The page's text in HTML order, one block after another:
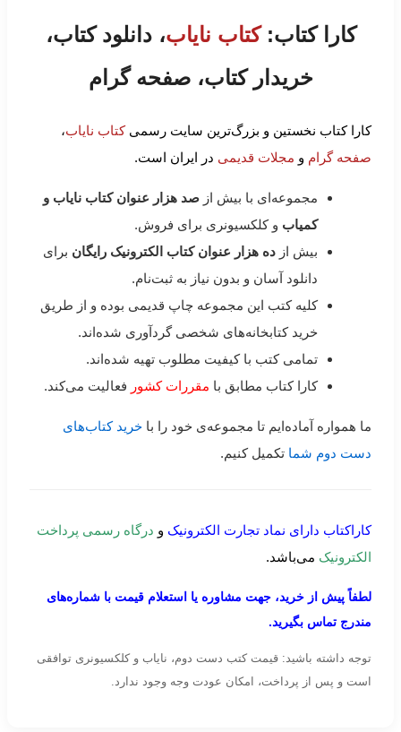
کارا کتاب:کتاب نایاب، دانلود کتاب،
خریدار کتاب، صفحه گرام
کارا کتاب نخستین و بزرگ‌ترین سایت رسمیکتاب نایاب،
صفحه گرام و مجلات قدیمی در ایران است.
مجموعه‌ای با بیش از صد هزار عنوان کتاب نایاب و
کمیاب و کلکسیونری برای فروش.
بیش از ده هزار عنوان کتاب الکترونیک رایگان برای
دانلود آسان و بدون نیاز به ثبت‌نام.
کلیه کتب این مجموعه چاپ قدیمی بوده و از طریق
خرید کتابخانه‌های شخصی گردآوری شده‌اند.
تمامی کتب با کیفیت مطلوب تهیه شده‌اند.
کارا کتاب مطابق با مقررات کشور فعالیت می‌کند.
ما همواره آماده‌ایم تا مجموعه‌ی خود را با خرید کتاب‌های
دست دوم شما تکمیل کنیم.
کاراکتاب دارای نماد تجارت الکترونیک و درگاه رسمی پرداخت
الکترونیک می‌باشد.
لطفاً پیش از خرید، جهت مشاوره یا استعلام قیمت با شماره‌های
مندرج تماس بگیرید.
توجه داشته باشید: قیمت کتب دست دوم، نایاب و کلکسیونری توافقی
است و پس از پرداخت، امکان عودت وجه وجود ندارد.